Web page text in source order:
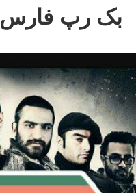
بک رپ فارس